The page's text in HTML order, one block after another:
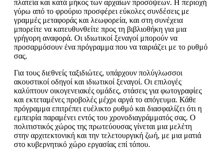
πλατεία και κατά μήκος των αρχαίων προσόψεων. Η περιοχή
γύρω από το φρούριο προσφέρει εύκολες συνδέσεις με
γραμμές μεταφοράς και λεωφορεία, και στη συνέχεια
μπορείτε να κατευθυνθείτε προς τη βιβλιοθήκη για μια
γρήγορη αναφορά. Οι ιδιωτικοί ξεναγοί μπορούν να
προσαρμόσουν ένα πρόγραμμα που να ταιριάζει με το ρυθμό
σας.
Για τους διεθνείς ταξιδιώτες, υπάρχουν πολύγλωσσοι
ακουστικοί οδηγοί και ιδιωτικοί ξεναγοί. Οι επιλογές
καλύπτουν οικογενειακές ομάδες, στάσεις για φωτογραφίες
και εκτεταμένες προβολές μέχρι αργά το απόγευμα. Κάθε
πρόγραμμα επιτρέπει ευέλικτο ρυθμό και διασφαλίζει ότι η
εμπειρία παραμένει εντός του χρονοδιαγράμματός σας. Ο
πολιτιστικός χώρος της πρωτεύουσας γίνεται μια μελέτη
στην αρχιτεκτονική και την τελετουργική ζωή, με μια ματιά
στο κυβερνητικό χώρο εργασίας επί τόπου.